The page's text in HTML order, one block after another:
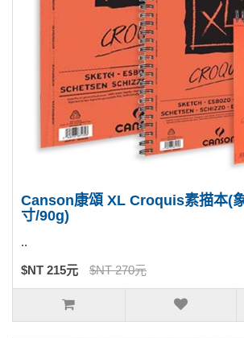
Canson康頌 XL Croquis素描本(
寸/90g)
..
$NT 215元 $NT 270元